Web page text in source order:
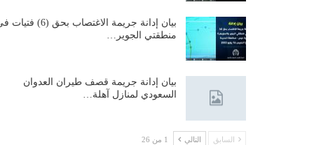
بيان إدانة جريمة الاغتصاب بحق (6)
منطقتي الجوير…
بيان إدانة جريمة قصف طيران العدوان
السعودي لمنازل آهلة…
السابق التالي 1 من 26